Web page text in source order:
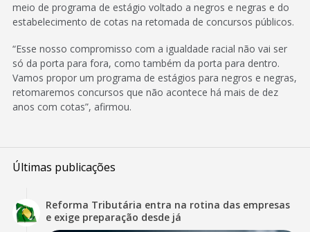
meio de programa de estágio voltado a negros e negras e do
estabelecimento de cotas na retomada de concursos públicos.
“Esse nosso compromisso com a igualdade racial não vai ser
só da porta para fora, como também da porta para dentro.
Vamos propor um programa de estágios para negros e negras,
retomaremos concursos que não acontece há mais de dez
anos com cotas”, afirmou.
Últimas publicações
Reforma Tributária entra na rotina das empresas
e exige preparação desde já